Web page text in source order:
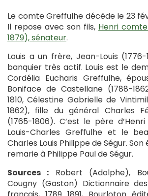
Le comte Greffulhe décède le 23
Il repose avec son fils, Henri
1879), sénateur.
Louis a un frère, Jean-Louis
banquier très actif. Louis est le
Cordélia Eucharis Greffulhe,
Boniface de Castellane (1788-
1810, Célestine Gabrielle de
1862), fille du général Charles
(1765-1806). C’est le père
Louis-Charles Greffulhe et le
Charles Louis Philippe de Ségur. Son
remarie à Philippe Paul de Ségur.
Sources : Robert (Adolphe),
Cougny (Gaston) Dictionnaire